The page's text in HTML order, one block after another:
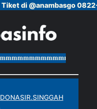
Tiket di @anambasgo
DONASIR.SINGGAH
Tiket di @anambasgo